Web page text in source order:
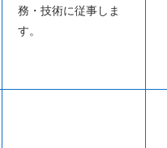
務・技術に従事しま
す。